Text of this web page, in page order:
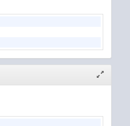
janela